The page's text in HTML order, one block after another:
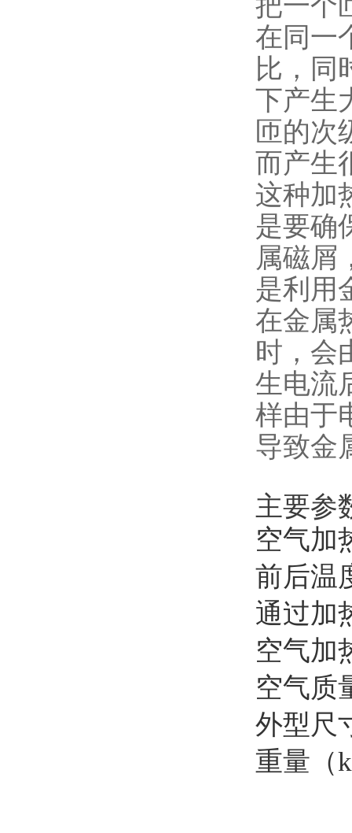
在同一
比，同
下产生
匝的次
而产生
这种加
是要确
属磁屑
是利用
在金属
时，会
生电流
样由于
导致金
主要参
空气加
前后温
通过加
空气加
空气质
外型尺
重量（